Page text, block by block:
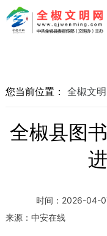
您当前位置： 全椒文
全椒县图
时间： 2026-04-
来源： 中安在线